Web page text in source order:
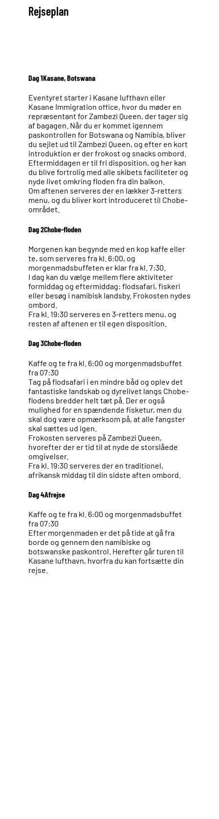
Rejseplan
Dag 1Kasane, Botswana
Eventyret starter i Kasane lufthavn eller
Kasane Immigration office, hvor du møder en
repræsentant for Zambezi Queen, der tager sig
af bagagen. Når du er kommet igennem
paskontrollen for Botswana og Namibia, bliver
du sejlet ud til Zambezi Queen, og efter en kort
introduktion er der frokost og snacks ombord.
Eftermiddagen er til fri disposition, og her kan
du blive fortrolig med alle skibets faciliteter og
nyde livet omkring floden fra din balkon.
Om aftenen serveres der en lækker 3-retters
menu, og du bliver kort introduceret til Chobe-
området.
Dag 2Chobe-floden
Morgenen kan begynde med en kop kaffe eller
te, som serveres fra kl. 6:00, og
morgenmadsbuffeten er klar fra kl. 7:30.
I dag kan du vælge mellem flere aktiviteter
formiddag og eftermiddag: flodsafari, fiskeri
eller besøg i namibisk landsby. Frokosten nydes
ombord.
Fra kl. 19:30 serveres en 3-retters menu, og
resten af aftenen er til egen disposition.
Dag 3Chobe-floden
Kaffe og te fra kl. 6:00 og morgenmadsbuffet
fra 07:30
Tag på flodsafari i en mindre båd og oplev det
fantastiske landskab og dyrelivet langs Chobe-
flodens bredder helt tæt på. Der er også
mulighed for en spændende fisketur, men du
skal dog være opmærksom på, at alle fangster
skal sættes ud igen.
Frokosten serveres på Zambezi Queen,
hvorefter der er tid til at nyde de storslåede
omgivelser.
Fra kl. 19:30 serveres der en traditionel,
afrikansk middag til din sidste aften ombord.
Dag 4Afrejse
Kaffe og te fra kl. 6:00 og morgenmadsbuffet
fra 07:30
Efter morgenmaden er det på tide at gå fra
borde og gennem den namibiske og
botswanske paskontrol. Herefter går turen til
Kasane lufthavn, hvorfra du kan fortsætte din
rejse.